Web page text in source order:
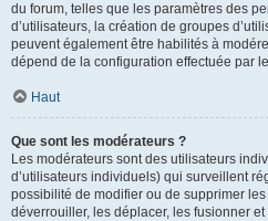
du forum, telles que les paramètres des
d’utilisateurs, la création de groupes
peuvent également être habilités à
dépend de la configuration effectuée par
Haut
Que sont les modérateurs ?
Les modérateurs sont des utilisateurs
d’utilisateurs individuels) qui surveillent
possibilité de modifier ou de supprimer
déverrouiller, les déplacer, les fusionner